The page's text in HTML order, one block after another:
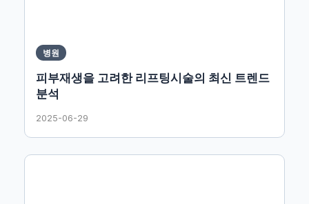
병원
피부재생을 고려한 리프팅시술의 최신 트렌드
분석
2025-06-29